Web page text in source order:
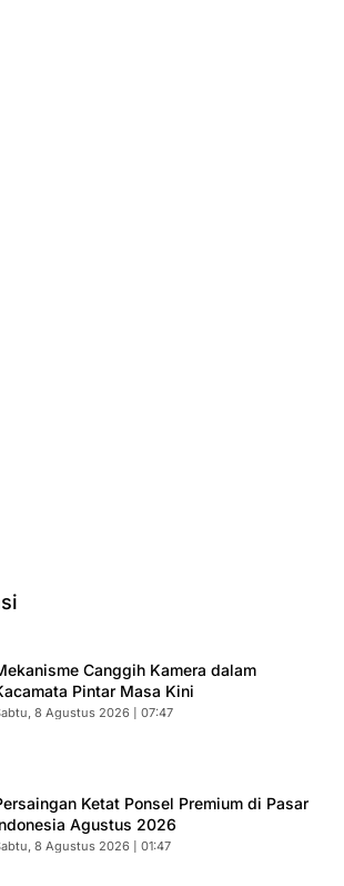
Canggih Kamera dalam
Pintar Masa Kini
8 Agustus 2026 | 07:47
Ketat Ponsel Premium di Pasar
Agustus 2026
8 Agustus 2026 | 01:47